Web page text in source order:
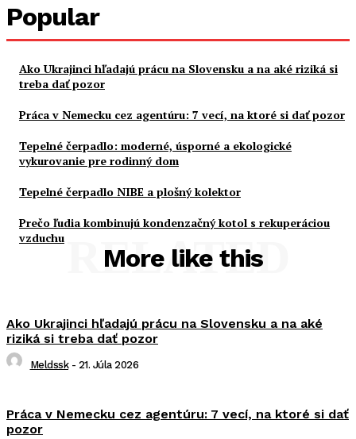
Popular
Ako Ukrajinci hľadajú prácu na Slovensku a na aké riziká si
treba dať pozor
Práca v Nemecku cez agentúru: 7 vecí, na ktoré si dať pozor
Tepelné čerpadlo: moderné, úsporné a ekologické
vykurovanie pre rodinný dom
Tepelné čerpadlo NIBE a plošný kolektor
Prečo ľudia kombinujú kondenzačný kotol s rekuperáciou
vzduchu
More like this
RELATED
Ako Ukrajinci hľadajú prácu na Slovensku a na aké
riziká si treba dať pozor
Meldssk - 21. Júla 2026
Práca v Nemecku cez agentúru: 7 vecí, na ktoré si dať
pozor